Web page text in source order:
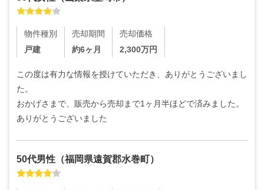
物件種別
戸建
売却期間
約6ヶ月
売却価格
2,300万円
この度は有力な情報を授けていただき、ありがとうございまし
た。
おかげさまで、販売から売却まで1ヶ月半ほどで済みました。
ありがとうございました
50代男性 （福岡県遠賀郡水巻町）